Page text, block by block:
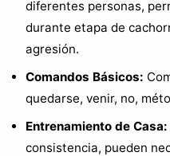
diferentes personas,
durante etapa de
agresión.
Comandos Básicos:
quedarse, venir, no,
Entrenamiento de Casa:
consistencia, pueden